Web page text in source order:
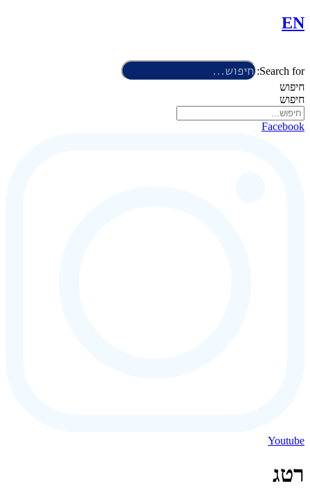
EN
Search for:
חיפוש
חיפוש
Facebook
Youtube
רטג